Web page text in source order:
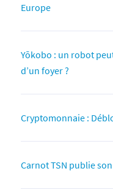
Europe
Yōkobo : un robot
d’un foyer ?
Cryptomonnaie :
Carnot TSN publie